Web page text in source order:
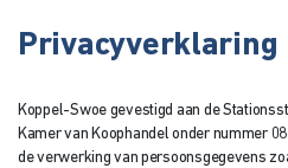
Privacyverklaring
Koppel-Swoe gevestigd aan de
Kamer van Koophandel onder nummer
de verwerking van persoonsgegevens